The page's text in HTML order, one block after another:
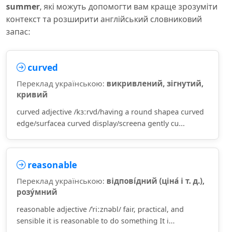
summer, які можуть допомогти вам краще зрозуміти
контекст та розширити англійський словниковий
запас:
curved
Переклад українською: викривлений, зігнутий,
кривий
curved adjective /kɜːrvd/having a round shapea curved
edge/surfacea curved display/screena gently cu...
reasonable
Переклад українською: відпові́дний (ціна́ і т. д.),
розу́мний
reasonable adjective /ˈriːznəbl/ fair, practical, and
sensible it is reasonable to do something It i...